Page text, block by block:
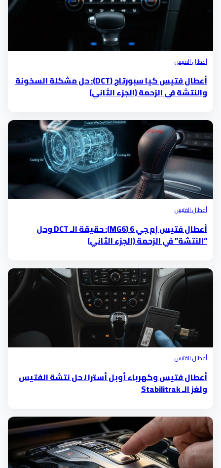
أعطال الفتيس
أعطال فتيس كيا سبورتاج (DCT): حل مشكلة السخونة
والنتشة في الزحمة (الجزء الثاني)
أعطال الفتيس
أعطال فتيس إم جي 6 (MG6): حقيقة الـ DCT وحل
“النتشة” في الزحمة (الجزء الثاني)
أعطال الفتيس
أعطال فتيس وكهرباء أوبل أسترا J حل نتشة الفتيس
ولغز الـ Stabilitrak